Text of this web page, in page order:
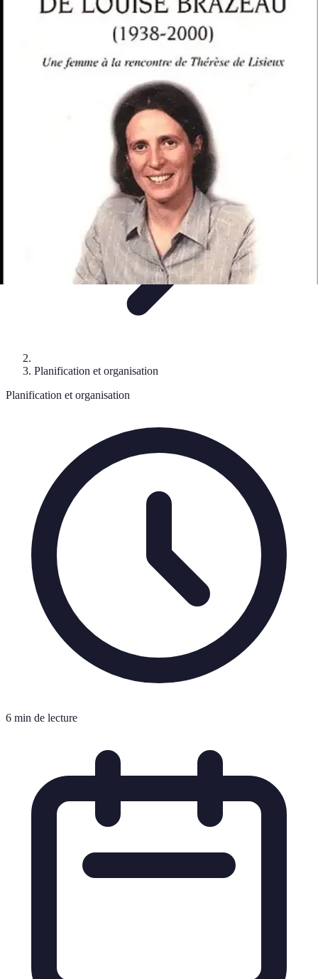
Services Mémoriaux
Rituels et discours Conseils pratiques
Listes & Conseils
Planification et organisation
Planification et organisation
6 min de lecture